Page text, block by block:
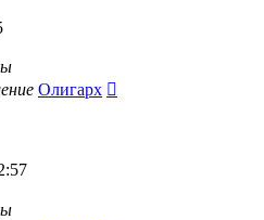
Олигарх